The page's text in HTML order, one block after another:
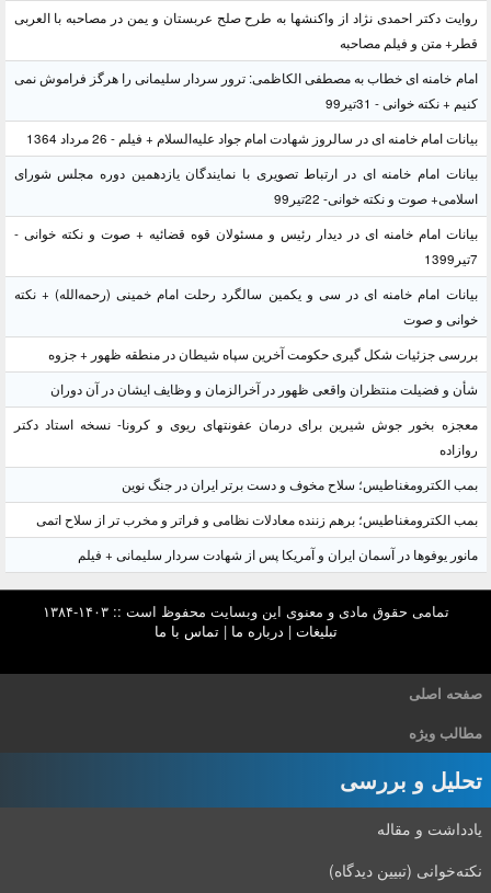
روایت دکتر احمدی نژاد از واکنشها به طرح صلح عربستان و یمن در مصاحبه با العربی
قطر+ متن و فیلم مصاحبه
امام خامنه ای خطاب به مصطفی الکاظمی: ترور سردار سلیمانی را هرگز فراموش نمی
کنیم + نکته خوانی - 31تیر99
بیانات امام خامنه ای در سالروز شهادت امام جواد علیه‌السلام + فیلم - 26 مرداد 1364
بیانات امام خامنه ای در ارتباط تصویری با نمایندگان یازدهمین دوره مجلس شورای
اسلامی+ صوت و نکته خوانی- 22تیر99
بیانات امام خامنه ای در دیدار رئیس و مسئولان قوه قضائیه + صوت و نکته خوانی -
7تیر1399
بیانات امام خامنه ای در سی و یکمین سالگرد رحلت امام خمینی (رحمه‌الله) + نکته
خوانی و صوت
بررسی جزئیات شکل گیری حکومت آخرین سپاه شیطان در منطقه ظهور + جزوه
شأن و فضیلت منتظران واقعی ظهور در آخرالزمان و وظایف ایشان در آن دوران
معجزه بخور جوش شیرین برای درمان عفونتهای ریوی و کرونا- نسخه استاد دکتر
روازاده
بمب الکترومغناطیس؛ سلاح مخوف و دست برتر ایران در جنگ نوین
بمب الکترومغناطیس؛ برهم زننده معادلات نظامی و فراتر و مخرب تر از سلاح اتمی
مانور یوفوها در آسمان ایران و آمریکا پس از شهادت سردار سلیمانی + فیلم
تمامی حقوق مادی و معنوی این وبسایت محفوظ است :: ۱۴۰۳-۱۳۸۴
تبلیغات | درباره ما |تماس با ما
صفحه اصلی
مطالب ویژه
تحلیل و بررسی
یادداشت و مقاله
نکته‌خوانی (تبیین دیدگاه)